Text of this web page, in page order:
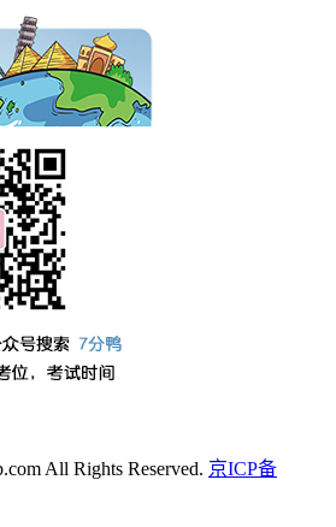
All Rights Reserved. 京ICP备